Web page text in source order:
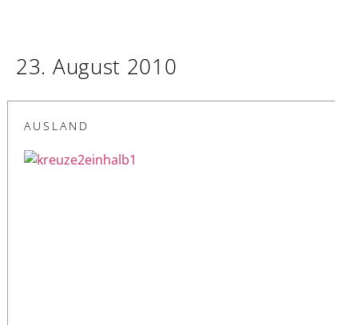
23. August 2010
AUSLAND